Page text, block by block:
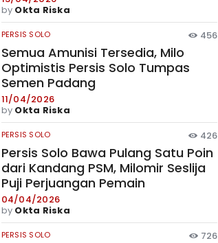
by Okta Riska
PERSIS SOLO 456
Semua Amunisi Tersedia, Milo
Optimistis Persis Solo Tumpas
Semen Padang
11/04/2026
by Okta Riska
PERSIS SOLO 426
Persis Solo Bawa Pulang Satu Poin
dari Kandang PSM, Milomir Seslija
Puji Perjuangan Pemain
04/04/2026
by Okta Riska
PERSIS SOLO 726